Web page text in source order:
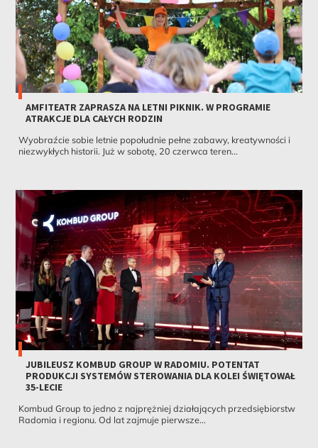
AMFITEATR ZAPRASZA NA LETNI PIKNIK. W PROGRAMIE
ATRAKCJE DLA CAŁYCH RODZIN
Wyobraźcie sobie letnie popołudnie pełne zabawy, kreatywności i
niezwykłych historii. Już w sobotę, 20 czerwca teren...
JUBILEUSZ KOMBUD GROUP W RADOMIU. POTENTAT
PRODUKCJI SYSTEMÓW STEROWANIA DLA KOLEI ŚWIĘTOWAŁ
35-LECIE
Kombud Group to jedno z najprężniej działających przedsiębiorstw
Radomia i regionu. Od lat zajmuje pierwsze...